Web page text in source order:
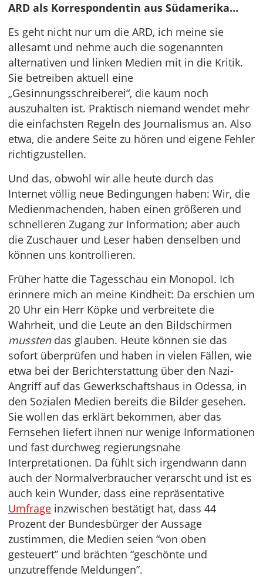
ARD als Korrespondentin aus Südamerika…
Es geht nicht nur um die ARD, ich meine sie
allesamt und nehme auch die sogenannten
alternativen und linken Medien mit in die Kritik.
Sie betreiben aktuell eine
„Gesinnungsschreiberei“, die kaum noch
auszuhalten ist. Praktisch niemand wendet mehr
die einfachsten Regeln des Journalismus an. Also
etwa, die andere Seite zu hören und eigene Fehler
richtigzustellen.
Und das, obwohl wir alle heute durch das
Internet völlig neue Bedingungen haben: Wir, die
Medienmachenden, haben einen größeren und
schnelleren Zugang zur Information; aber auch
die Zuschauer und Leser haben denselben und
können uns kontrollieren.
Früher hatte die Tagesschau ein Monopol. Ich
erinnere mich an meine Kindheit: Da erschien um
20 Uhr ein Herr Köpke und verbreitete die
Wahrheit, und die Leute an den Bildschirmen
musstendas glauben. Heute können sie das
sofort überprüfen und haben in vielen Fällen, wie
etwa bei der Berichterstattung über den Nazi-
Angriff auf das Gewerkschaftshaus in Odessa, in
den Sozialen Medien bereits die Bilder gesehen.
Sie wollen das erklärt bekommen, aber das
Fernsehen liefert ihnen nur wenige Informationen
und fast durchweg regierungsnahe
Interpretationen. Da fühlt sich irgendwann dann
auch der Normalverbraucher verarscht und ist es
auch kein Wunder, dass eine repräsentative
Umfrage inzwischen bestätigt hat, dass 44
Prozent der Bundesbürger der Aussage
zustimmen, die Medien seien “von oben
gesteuert” und brächten “geschönte und
unzutreffende Meldungen”.